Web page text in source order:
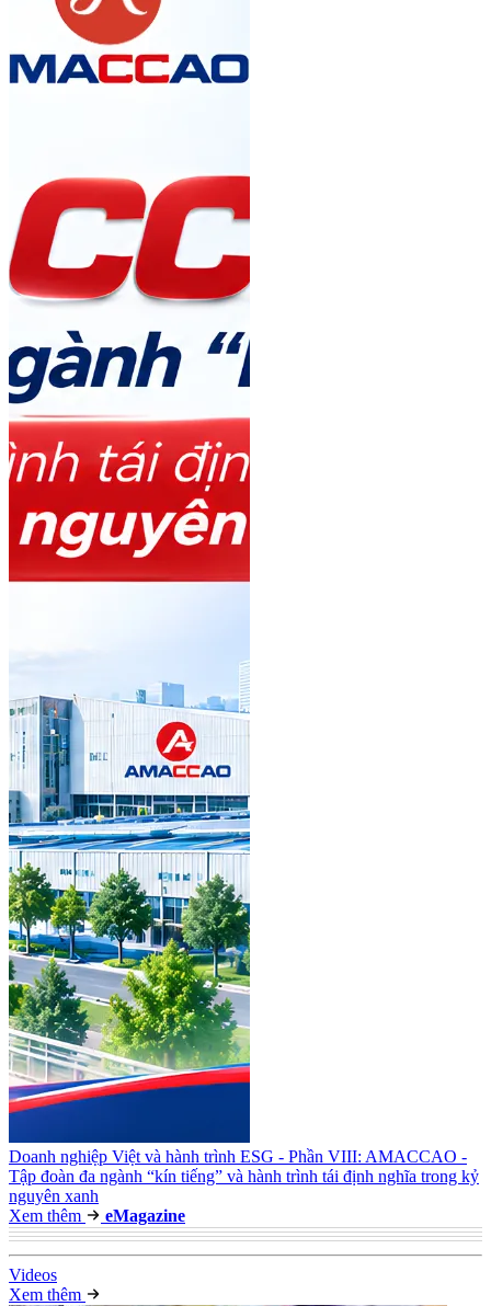
Doanh nghiệp Việt và hành trình ESG - Phần VIII: AMACCAO -
Tập đoàn đa ngành “kín tiếng” và hành trình tái định nghĩa trong kỷ
nguyên xanh
Xem thêm
eMagazine
Videos
Xem thêm